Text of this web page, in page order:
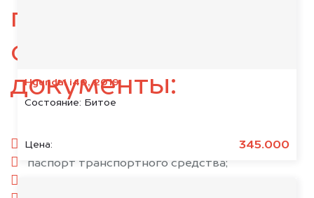
Hyundai i40, 2019
Состояние: Битое
Цена: 345.000
подготовьте
следующие
документы:
паспорт гражданина РФ;
паспорт транспортного средства;